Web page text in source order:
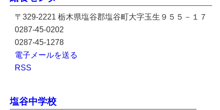
〒329-2221 栃木県塩谷郡塩谷町大字玉生９５５－１７
0287-45-0202
0287-45-1278
電子メールを送る
RSS
塩谷中学校